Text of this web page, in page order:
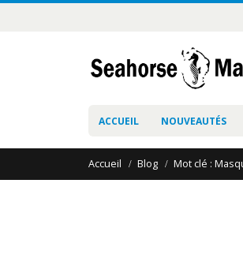
ACCUEIL NOUVEAUTÉS
Accueil Blog Mot clé :